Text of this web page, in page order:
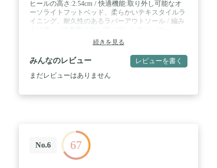
ヒールの高さ:2.54cm / 快適機能:取り外し可能なオ
ーソライトフットベッド、柔らかいテキスタイルラ
イニング、耐久性のあるラバーアウトソール / 編み
続きを見る
みんなのレビュー レビューを書く
まだレビューはありません
No.6 67